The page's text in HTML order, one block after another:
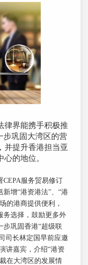
律界能携手积极推
步巩固大湾区的营
并提升香港担当亚
的地位。
服务贸易修订
增“港资港法”、“港
的港商提供便利，
务选择，鼓励更多外
步巩固香港“超级联
司长林定国早前应邀
讲嘉宾，介绍“港资
在大湾区的发展情